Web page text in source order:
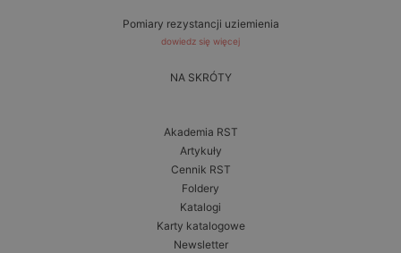
Pomiary rezystancji uziemienia
dowiedz się więcej
NA SKRÓTY
Akademia RST
Artykuły
Cennik RST
Foldery
Katalogi
Karty katalogowe
Newsletter